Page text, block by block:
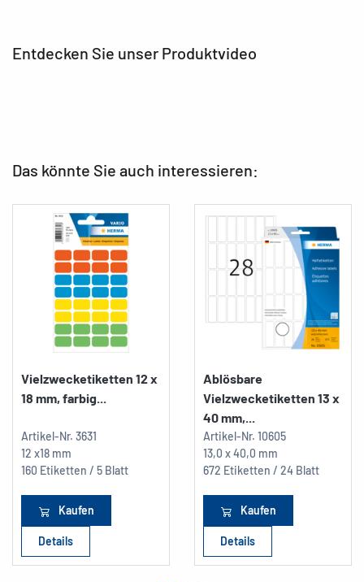
Entdecken Sie unser Produktvideo
Das könnte Sie auch interessieren:
Vielzwecketiketten 12 x
18 mm, farbig...
Artikel-Nr. 3631
12 x18 mm
160 Etiketten / 5 Blatt
Kaufen
Details
Ablösbare
Vielzwecketiketten 13 x
40 mm,...
Artikel-Nr. 10605
13,0 x 40,0 mm
672 Etiketten / 24 Blatt
Kaufen
Details